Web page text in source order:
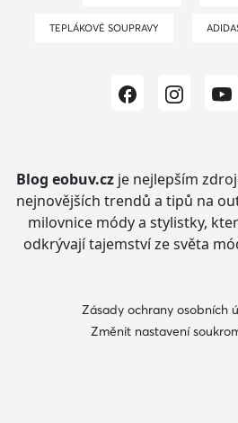
TEPLÁKOVÉ SOUPRAVY
Blog eobuv.czje nejlepším
nejnovějších trendů a tipů na
milovnice módy a stylistky,
odkrývají tajemství ze světa
Zásady ochrany osobních
Změnit nastavení